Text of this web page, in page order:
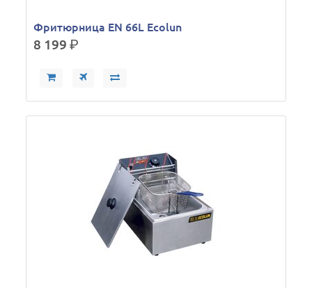
Фритюрница EN 66L Ecolun
8 199р.